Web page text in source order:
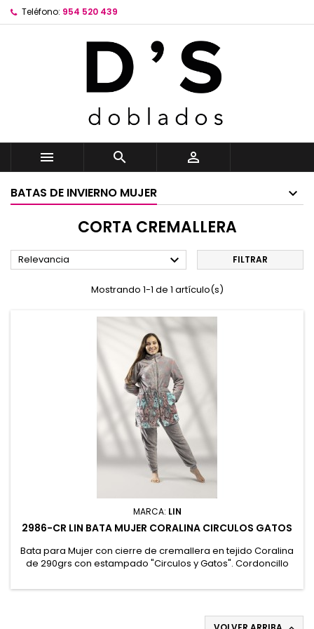
Teléfono: 954 520 439
  
BATAS DE INVIERNO MUJER
CORTA CREMALLERA
Relevancia  FILTRAR
Mostrando 1-1 de 1 artículo(s)
MARCA: LIN
2986-CR LIN BATA MUJER CORALINA CIRCULOS GATOS
Bata para Mujer con cierre de cremallera en tejido Coralina
de 290grs con estampado "Circulos y Gatos". Cordoncillo
percha y bolsa. 100% Poliéster